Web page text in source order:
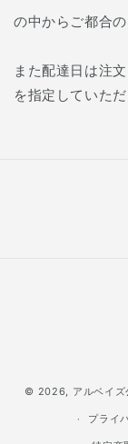
の中からご都合
また配達日は注
を指定していただ
© 2026, アルベイ
プライ